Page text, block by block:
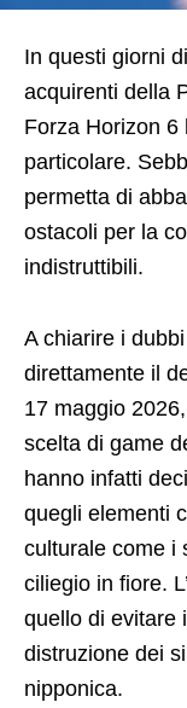
In questi giorni
acquirenti della
Forza Horizon 6
particolare.
permetta di
ostacoli per la
indistruttibili.
A chiarire i
direttamente il
17 maggio
scelta di game
hanno infatti
quegli elementi
culturale come i
ciliegio in fiore.
quello di evitare
distruzione dei
nipponica.